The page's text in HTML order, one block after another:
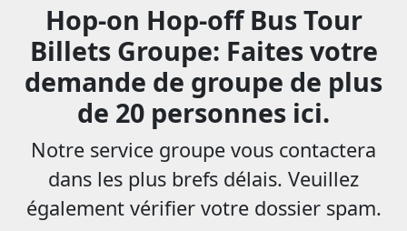
Hop-on Hop-off Bus Tour
Billets Groupe: Faites votre
demande de groupe de plus
de 20 personnes ici.
Notre service groupe vous contactera
dans les plus brefs délais. Veuillez
également vérifier votre dossier spam.